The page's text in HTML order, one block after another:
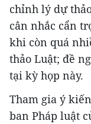
chỉnh lý dự
cân nhắc cẩn
khi còn quá
thảo Luật; đề
tại kỳ họp này.
Tham gia ý
ban Pháp luật